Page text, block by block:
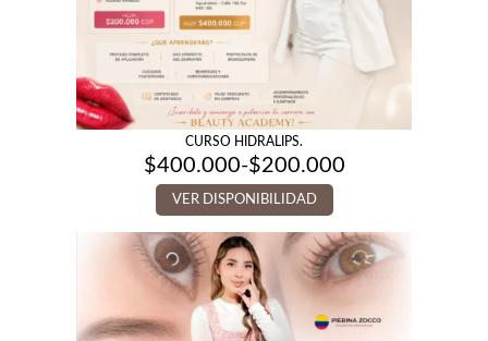
CURSO HIDRALIPS.
$200.000
-
$400.000
Rango
de
precios:
desde
$200.000
hasta
$400.000
VER DISPONIBILIDAD